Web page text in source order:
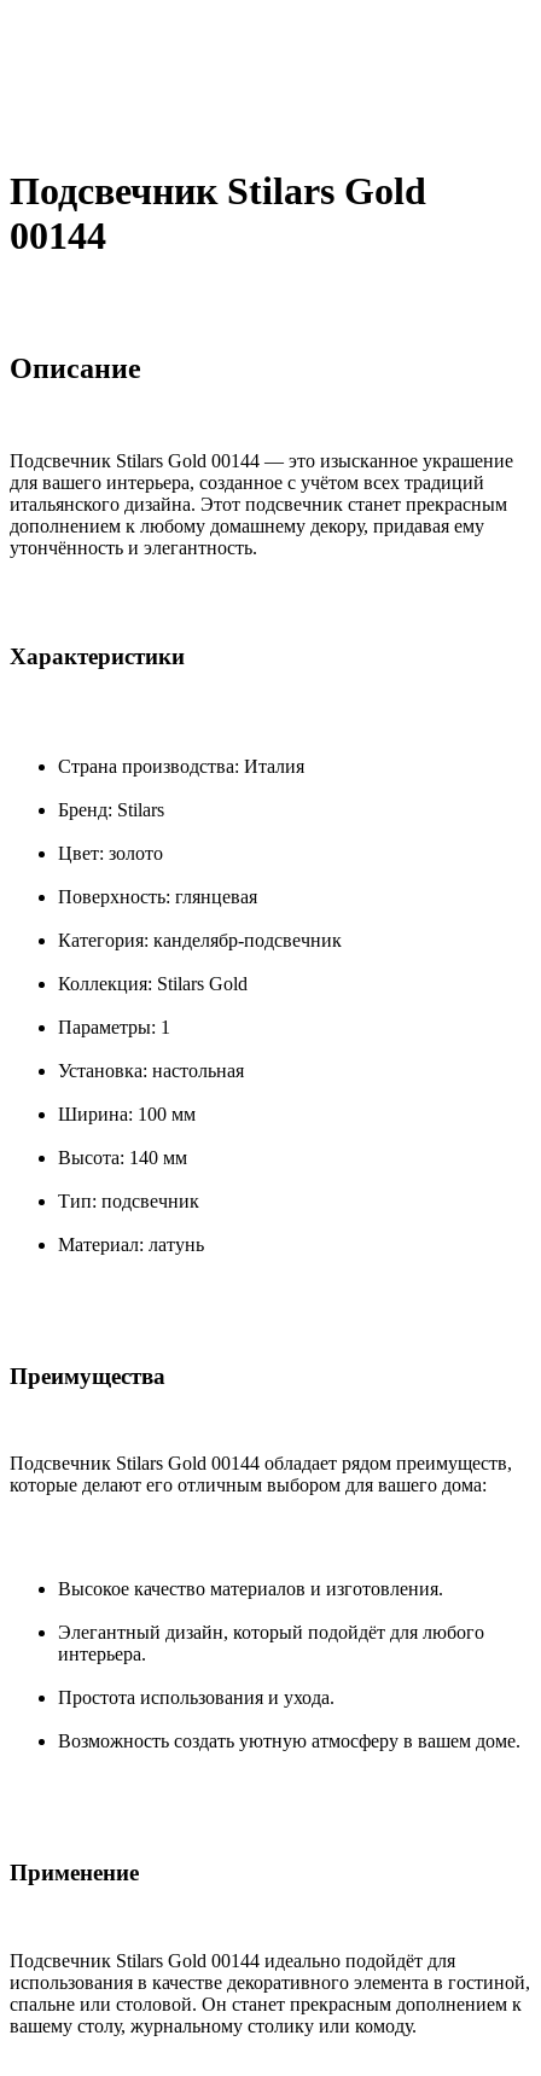
Подсвечник Stilars Gold
00144
Описание
Подсвечник Stilars Gold 00144 — это изысканное украшение
для вашего интерьера, созданное с учётом всех традиций
итальянского дизайна. Этот подсвечник станет прекрасным
дополнением к любому домашнему декору, придавая ему
утончённость и элегантность.
Характеристики
Страна производства: Италия
Бренд: Stilars
Цвет: золото
Поверхность: глянцевая
Категория: канделябр-подсвечник
Коллекция: Stilars Gold
Параметры: 1
Установка: настольная
Ширина: 100 мм
Высота: 140 мм
Тип: подсвечник
Материал: латунь
Преимущества
Подсвечник Stilars Gold 00144 обладает рядом преимуществ,
которые делают его отличным выбором для вашего дома:
Высокое качество материалов и изготовления.
Элегантный дизайн, который подойдёт для любого
интерьера.
Простота использования и ухода.
Возможность создать уютную атмосферу в вашем доме.
Применение
Подсвечник Stilars Gold 00144 идеально подойдёт для
использования в качестве декоративного элемента в гостиной,
спальне или столовой. Он станет прекрасным дополнением к
вашему столу, журнальному столику или комоду.